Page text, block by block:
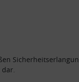
dar.